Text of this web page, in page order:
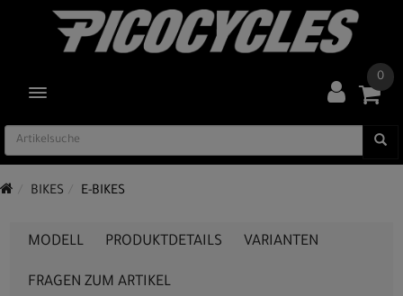
TOGGLE NAVIGATION
0
BIKES E-BIKES
MODELL PRODUKTDETAILS VARIANTEN
FRAGEN ZUM ARTIKEL